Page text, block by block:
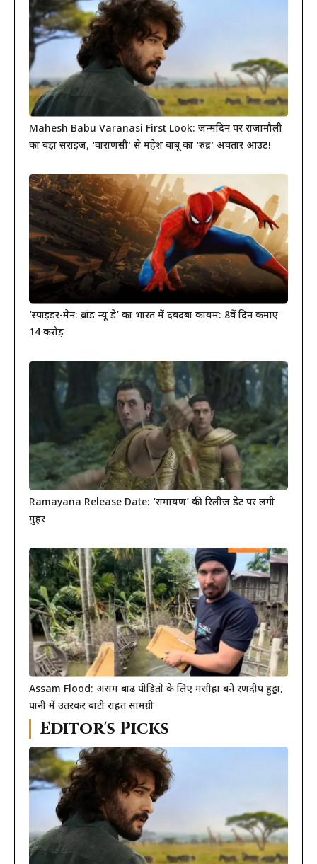
Mahesh Babu Varanasi First Look: जन्मदिन पर राजामौली
का बड़ा सरप्राइज, ‘वाराणसी’ से महेश बाबू का ‘रुद्र’ अवतार आउट!
‘स्पाइडर-मैन: ब्रांड न्यू डे’ का भारत में दबदबा कायम: 8वें दिन कमाए
14 करोड़
Ramayana Release Date: ‘रामायण’ की रिलीज डेट पर लगी
मुहर
Assam Flood: असम बाढ़ पीड़ितों के लिए मसीहा बने रणदीप हुड्डा,
पानी में उतरकर बांटी राहत सामग्री
Editor's Picks